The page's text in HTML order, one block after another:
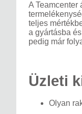
A Teamcenter
teljes
a gyártásba
pedig már
Üzleti
Olyan